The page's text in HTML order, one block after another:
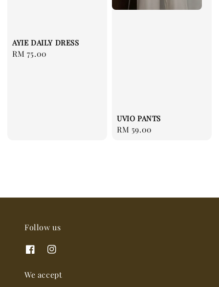
AYIE DAILY DRESS
Regular
RM 75.00
UVIO PANTS
Regular
RM 59.00
Follow us
We accept